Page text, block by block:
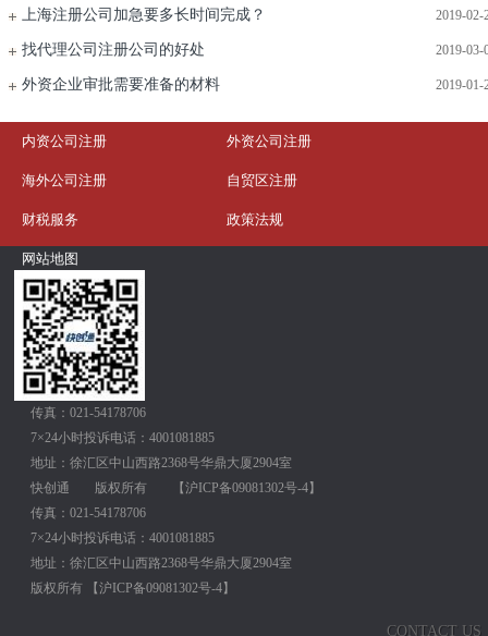
2019-02-
上海注册公司加急要多长时间完成？
2019-03-
找代理公司注册公司的好处
2019-01-
外资企业审批需要准备的材料
内资公司注册 外资公司注册
海外公司注册 自贸区注册
财税服务 政策法规
网站地图
传真：021-54178706
7×24小时投诉电话：4001081885
地址：徐汇区中山西路2368号华鼎大厦2904室
快创通
版权所有 【沪ICP备09081302号-4】
传真：021-54178706
7×24小时投诉电话：4001081885
地址：徐汇区中山西路2368号华鼎大厦2904室
版权所有 【沪ICP备09081302号-4】
CONTACT US